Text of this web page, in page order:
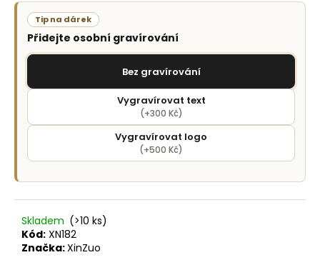
Tip na dárek
Přidejte osobní gravírování
Bez gravírování
Vygravírovat text
(+300 Kč)
Vygravírovat logo
(+500 Kč)
Skladem (>10 ks)
Kód: XN182
Značka:XinZuo
e